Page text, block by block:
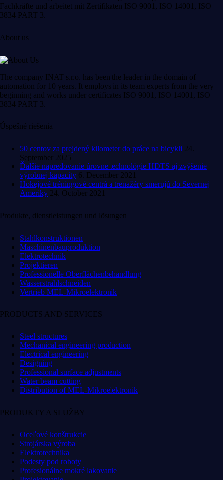
Fachkräfte und arbeitet mit Zertifikaten ISO 9001, ISO 14001, ISO
3834 PART 3.
About us
The company INAT s.r.o. has been the leader in the domain of
automation for 10 years. It employs in its team experts from the very
beginning and works under certificates ISO 9001, ISO 14001, ISO
3834 PART 3.
Úspešné riešenia
50 centov za prejdený kilometer do práce na bicykli 24.
September 2025
Ďalšie napredovanie úrovne technológie HDTS aj zvýšenie
výrobnej kapacity 6. December 2021
Hokejové tréningové centrá a trenažéry smerujú do Severnej
Ameriky 24. October 2021
Produkte, dienstleistungen und lösungen
Stahlkonstruktionen
Maschinenbauproduktion
Elektrotechnik
Projektieren
Professionelle Oberflächenbehandlung
Wasserstrahlschneiden
Vertrieb MEL-Mikroelektronik
PRODUCTS AND SERVICES
Steel structures
Mechanical engineering production
Electrical engineering
Designing
Professional surface adjustments
Water beam cutting
Distribution of MEL-Mikroelektronik
PRODUKTY A SLUŽBY
Oceľové konštrukcie
Strojárska výroba
Elektrotechnika
Podesty pod roboty
Profesionálne mokré lakovanie